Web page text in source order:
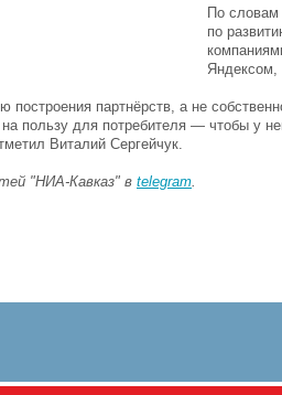
По словам
по
Яндексом,
построения партнёрств, а не
пользу для потребителя — чтобы у
Виталий Сергейчук.
"НИА-Кавказ" в telegram